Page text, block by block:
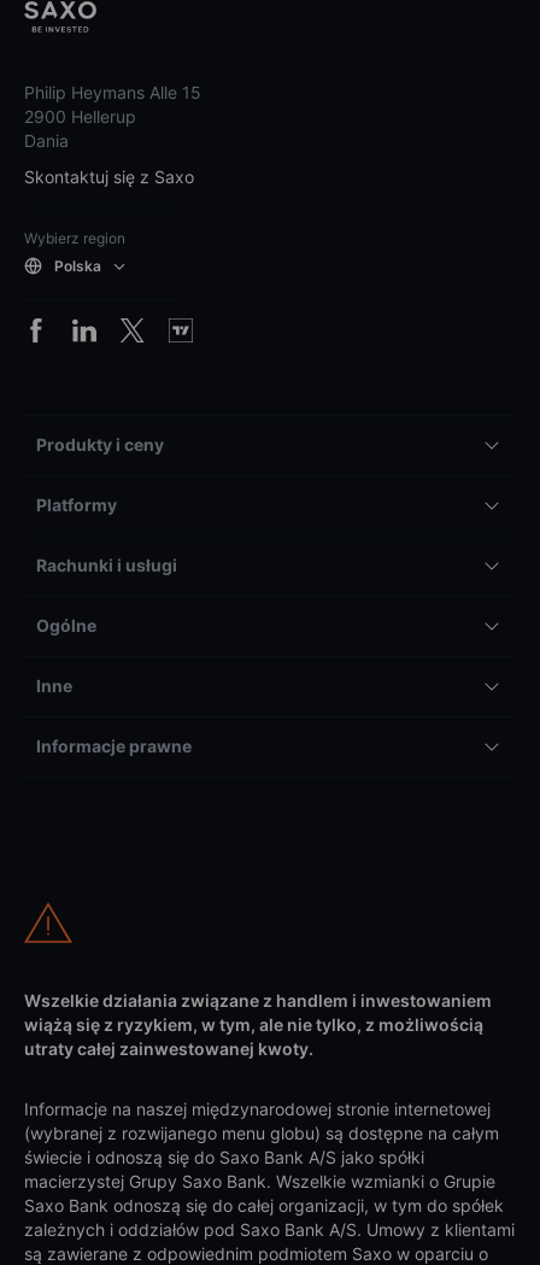
Philip Heymans Alle 15
2900 Hellerup
Dania
Skontaktuj się z Saxo
Wybierz region
Polska
Produkty i ceny
Platformy
Rachunki i usługi
Ogólne
Inne
Informacje prawne
Wszelkie działania związane z handlem i inwestowaniem
wiążą się z ryzykiem, w tym, ale nie tylko, z możliwością
utraty całej zainwestowanej kwoty.
Informacje na naszej międzynarodowej stronie internetowej
(wybranej z rozwijanego menu globu) są dostępne na całym
świecie i odnoszą się do Saxo Bank A/S jako spółki
macierzystej Grupy Saxo Bank. Wszelkie wzmianki o Grupie
Saxo Bank odnoszą się do całej organizacji, w tym do spółek
zależnych i oddziałów pod Saxo Bank A/S. Umowy z klientami
są zawierane z odpowiednim podmiotem Saxo w oparciu o